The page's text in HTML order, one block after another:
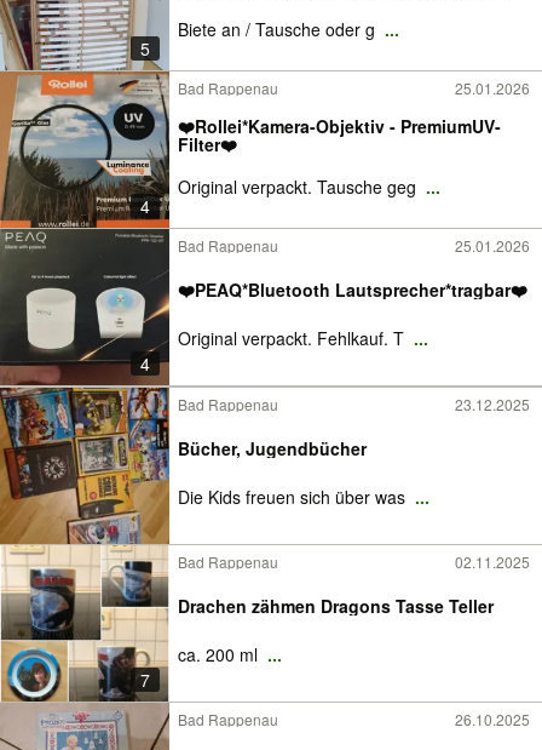
5
Biete an / Tausche oder g ...
4
Bad Rappenau 25.01.2026
❤️Rollei*Kamera-Objektiv - PremiumUV-
Filter❤️
Original verpackt. Tausche geg ...
4
Bad Rappenau 25.01.2026
❤️PEAQ*Bluetooth Lautsprecher*tragbar❤️
Original verpackt. Fehlkauf. T ...
Bad Rappenau 23.12.2025
Bücher, Jugendbücher
Die Kids freuen sich über was ...
7
Bad Rappenau 02.11.2025
Drachen zähmen Dragons Tasse Teller
ca. 200 ml ...
Bad Rappenau 26.10.2025